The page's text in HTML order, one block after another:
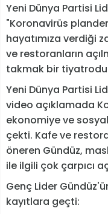
Yeni Dünya Partisi
"Koronavirüs
hayatımıza verdiği
ve restoranların
takmak bir
Yeni Dünya Partisi
video açıklamada
ekonomiye ve
çekti. Kafe ve
öneren Gündüz,
ile ilgili çok çarpıcı
Genç Lider
kayıtlara geçti: